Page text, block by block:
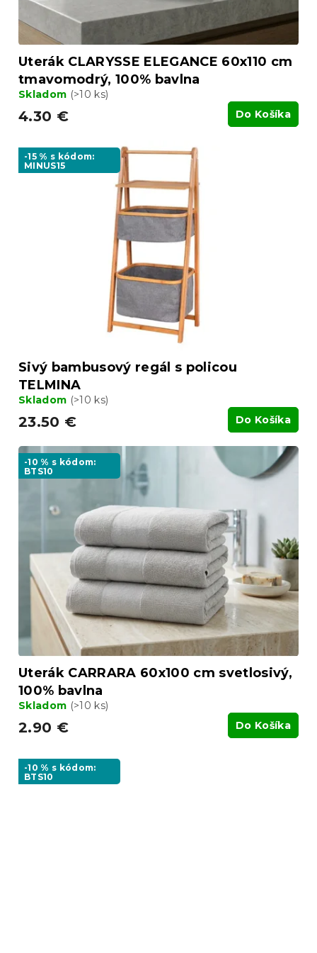
o
Uterák CLARYSSE ELEGANCE 60x110 cm
tmavomodrý, 100% bavlna
Skladom (>10 ks)
4.30 € Do Košíka
-15 % s kódom:
MINUS15
Sivý bambusový regál s policou
TELMINA
Skladom (>10 ks)
23.50 € Do Košíka
-10 % s kódom:
BTS10
Uterák CARRARA 60x100 cm svetlosivý,
100% bavlna
Skladom (>10 ks)
2.90 € Do Košíka
-10 % s kódom:
BTS10